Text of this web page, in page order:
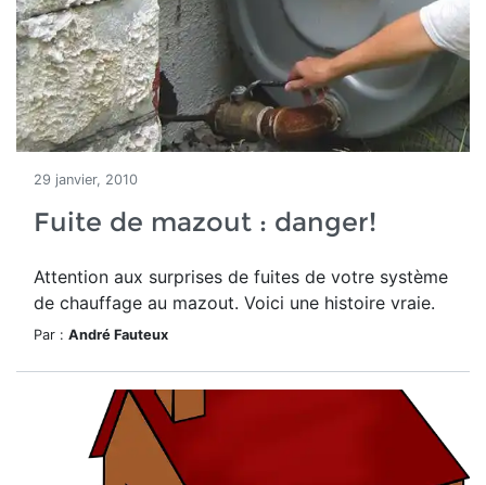
29 janvier, 2010
Fuite de mazout : danger!
Attention aux surprises de fuites de votre système
de chauffage au mazout. Voici une histoire vraie.
Par : André Fauteux